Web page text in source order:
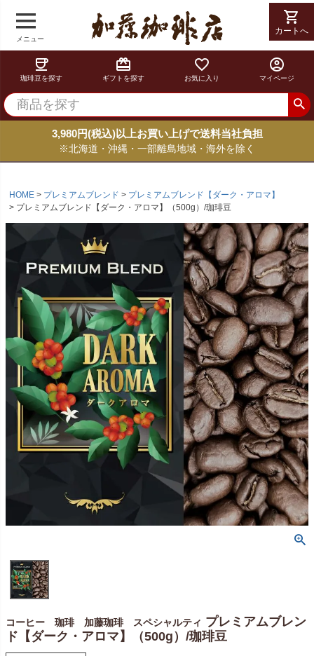
メニュー
shopping_cart
カートへ
coffee
珈琲豆を探す
card_giftcard
ギフトを探す
favorite_border
お気に入り
account_circle
マイページ
3,980円(税込)以上お買い上げで送料当社負担
※北海道・沖縄・一部離島地域・海外を除く
HOME プレミアムブレンド
プレミアムブレンド【ダーク・アロマ】
プレミアムブレンド【ダーク・アロマ】（500g）/珈琲豆
コーヒー 珈琲 加藤珈琲 スペシャルティ プレミアムブレン
ド【ダーク・アロマ】（500g）/珈琲豆